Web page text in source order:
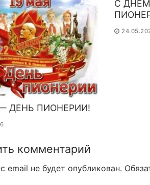
ДЕНЬ ПИОНЕРИИ!
С
комментарий
email не будет опубликован.